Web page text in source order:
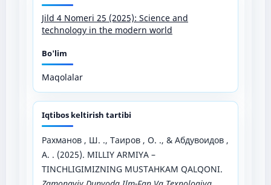
Jild 4 Nomeri 25 (2025): Science and
technology in the modern world
Bo'lim
Maqolalar
Iqtibos keltirish tartibi
Рахманов , Ш. ., Таиров , О. ., & Абдувоидов ,
А. . (2025). MILLIY ARMIYA –
TINCHLIGIMIZNING MUSTAHKAM QALQONI.